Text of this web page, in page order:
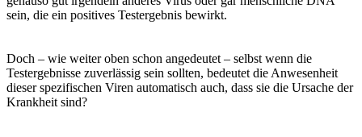
sein, die ein positives Testergebnis bewirkt.
Doch – wie weiter oben schon angedeutet – selbst wenn die
Testergebnisse zuverlässig sein sollten, bedeutet die Anwesenheit
dieser spezifischen Viren automatisch auch, dass sie die Ursache der
Krankheit sind?